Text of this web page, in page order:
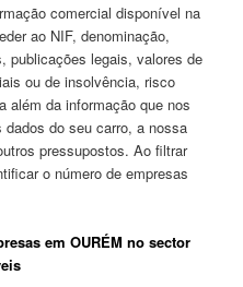
comercial disponível na
ao NIF, denominação,
publicações legais, valores de
ou de insolvência, risco
além da informação que nos
do seu carro, a nossa
pressupostos. Ao filtrar
o número de empresas
em OURÉM no sector